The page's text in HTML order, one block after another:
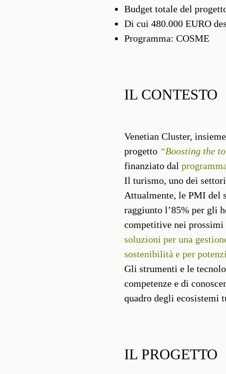
Budget totale del
Di cui 480.000 EURO
Programma: COSME
IL CONTESTO
Venetian Cluster,
progetto “Boosting the
finanziato dal
Il turismo, uno dei
Attualmente, le PMI del
raggiunto l’85% per gli
competitive nei prossimi
soluzioni per una
sostenibilità e per
Gli strumenti e le
competenze e di
quadro degli ecosistemi
IL PROGETTO